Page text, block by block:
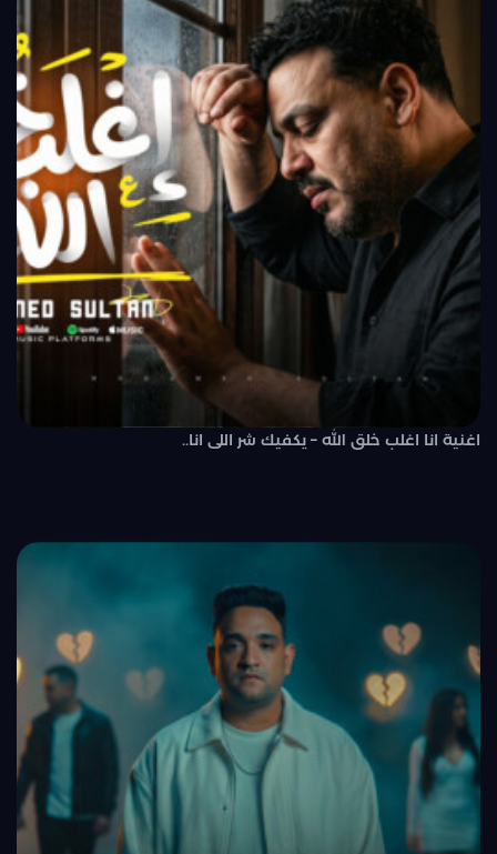
اغنية انا اغلب خلق الله – يكفيك شر اللى انا..